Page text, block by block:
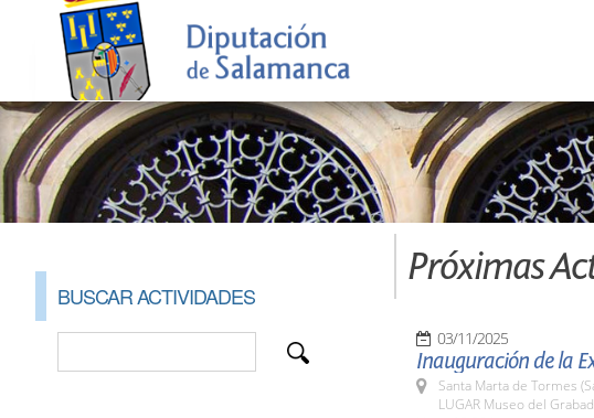
BUSCAR ACTIVIDADES
Próximas
03/11/2025
Inauguración de la
Santa Marta de Tormes
LUGAR Museo del